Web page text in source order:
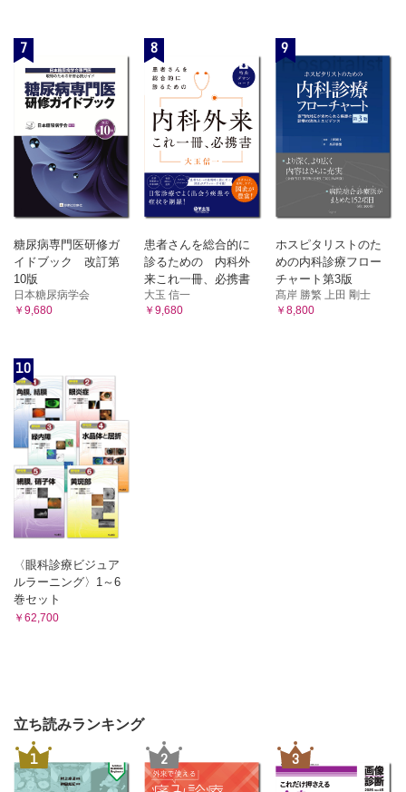
7
糖尿病専門医研修ガ
イドブック 改訂第
10版
日本糖尿病学会
￥9,680
8
患者さんを総合的に
診るための 内科外
来これ一冊、必携書
大玉 信一
￥9,680
9
ホスピタリストのた
めの内科診療フロー
チャート第3版
髙岸 勝繁 上田 剛士
￥8,800
10
〈眼科診療ビジュア
ルラーニング〉1～6
巻セット
￥62,700
立ち読みランキング
1 2 3